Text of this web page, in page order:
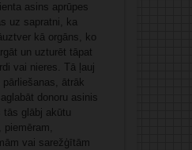
asins aprūpes
uz sapratni, ka
kā orgāns, ko
un uzturēt tāpat
vai nieres. Tā ļauj
ātrāk
donoru asinis
tās glābj akūtu
piemēram,
vai sarežģītām